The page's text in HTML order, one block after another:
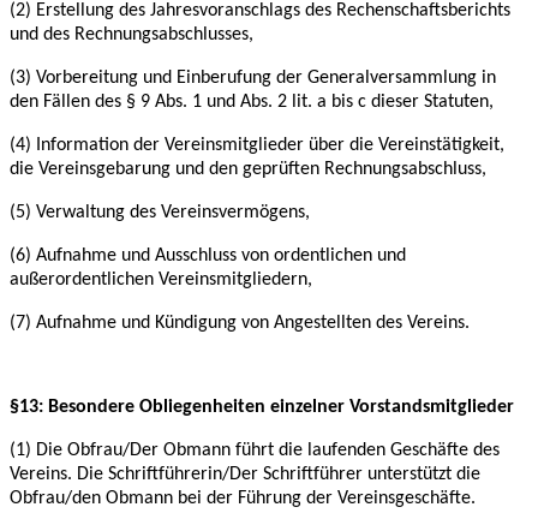
(2) Erstellung des Jahresvoranschlags des Rechenschaftsberichts
und des Rechnungsabschlusses,
(3) Vorbereitung und Einberufung der Generalversammlung in
den Fällen des § 9 Abs. 1 und Abs. 2 lit. a bis c dieser Statuten,
(4) Information der Vereinsmitglieder über die Vereinstätigkeit,
die Vereinsgebarung und den geprüften Rechnungsabschluss,
(5) Verwaltung des Vereinsvermögens,
(6) Aufnahme und Ausschluss von ordentlichen und
außerordentlichen Vereinsmitgliedern,
(7) Aufnahme und Kündigung von Angestellten des Vereins.
§13: Besondere Obliegenheiten einzelner Vorstandsmitglieder
(1) Die Obfrau/Der Obmann führt die laufenden Geschäfte des
Vereins. Die Schriftführerin/Der Schriftführer unterstützt die
Obfrau/den Obmann bei der Führung der Vereinsgeschäfte.